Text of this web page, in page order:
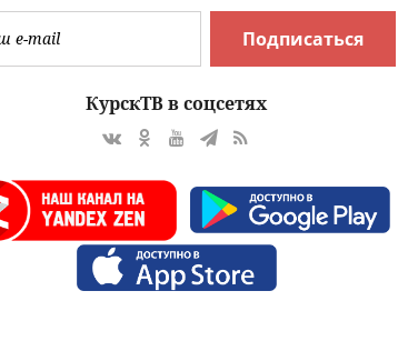
Подписаться
КурскТВ в соцсетях